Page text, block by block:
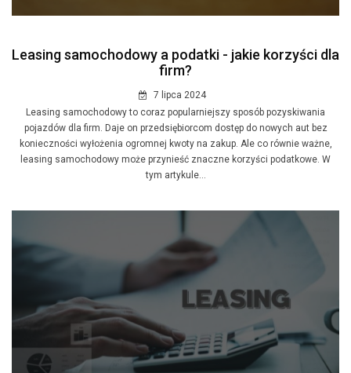
Leasing samochodowy a podatki - jakie korzyści dla
firm?
7 lipca 2024
Leasing samochodowy to coraz popularniejszy sposób pozyskiwania
pojazdów dla firm. Daje on przedsiębiorcom dostęp do nowych aut bez
konieczności wyłożenia ogromnej kwoty na zakup. Ale co równie ważne,
leasing samochodowy może przynieść znaczne korzyści podatkowe. W
tym artykule...